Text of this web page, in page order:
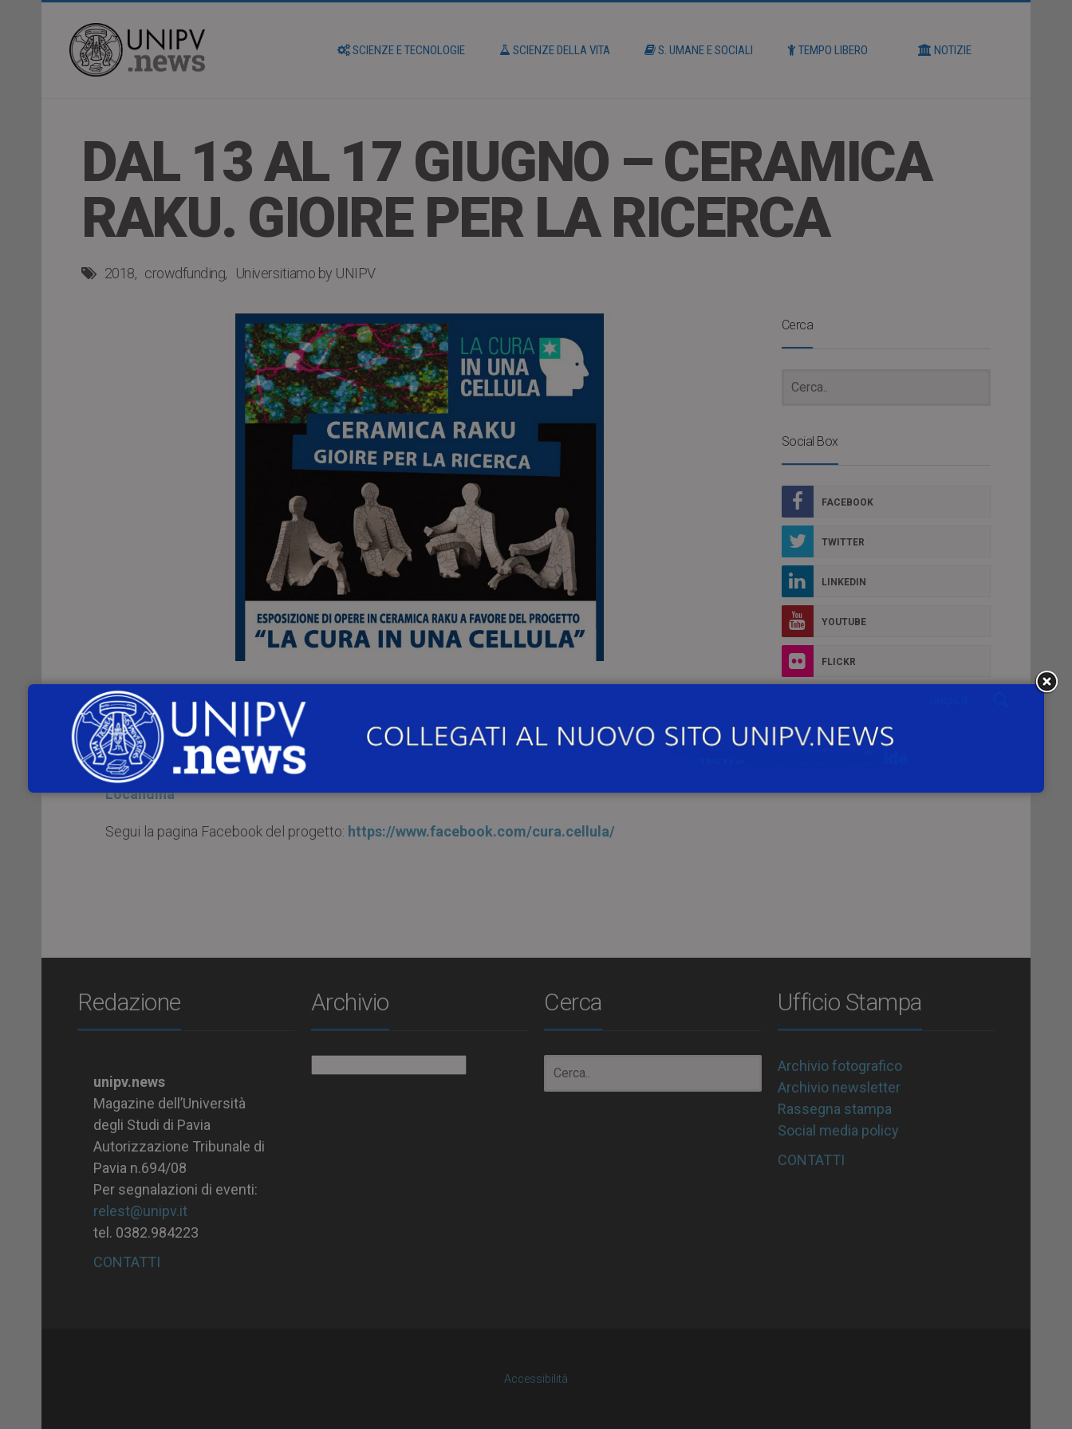
SCIENZE E TECNOLOGIE SCIENZE DELLA VITA S. UMANE E SOCIALI TEMPO LIBERO NOTIZIE
DAL 13 AL 17 GIUGNO – CERAMICA
RAKU. GIOIRE PER LA RICERCA
2018 crowdfunding Universitiamo by UNIPV
Dal 14 al 17 giugno 2018
Pavia (Piazza Leonardo da Vinci, 12), si terrà l’
progetto “La cura in una cellula”
, finanziabile tramite il portale di crowdfunding Universitiamo.
L’inaugurazionesi terràmercoledì 13 giugno 2018
Locandina
Segui la pagina Facebook del progetto: https://www.facebook.com/cura.cellula/
Cerca
Social Box
FACEBOOK
TWITTER
LINKEDIN
YOUTUBE
FLICKR
Redazione
unipv.news
Magazine dell’Università
degli Studi di Pavia
Autorizzazione Tribunale di
Pavia n.694/08
Per segnalazioni di eventi:
relest@unipv.it
tel. 0382.984223
CONTATTI
Archivio Cerca Ufficio Stampa
Archivio fotografico
Archivio newsletter
Rassegna stampa
Social media policy
CONTATTI
Accessibilità